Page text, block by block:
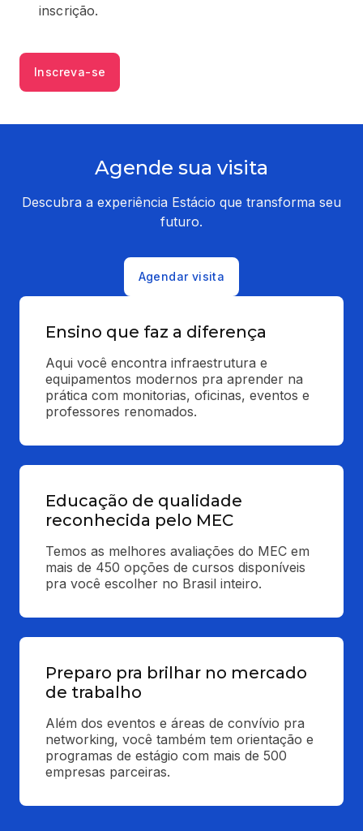
inscrição.
Inscreva-se
Agende sua visita
Descubra a experiência Estácio que transforma seu
futuro.
Agendar visita
Ensino que faz a diferença
Aqui você encontra infraestrutura e
equipamentos modernos pra aprender na
prática com monitorias, oficinas, eventos e
professores renomados.
Educação de qualidade
reconhecida pelo MEC
Temos as melhores avaliações do MEC em
mais de 450 opções de cursos disponíveis
pra você escolher no Brasil inteiro.
Preparo pra brilhar no mercado
de trabalho
Além dos eventos e áreas de convívio pra
networking, você também tem orientação e
programas de estágio com mais de 500
empresas parceiras.